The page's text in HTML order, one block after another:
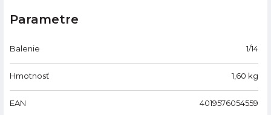
Parametre
Balenie 1/14
Hmotnosť 1,60 kg
EAN 4019576054559